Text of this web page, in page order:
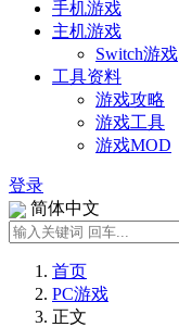
手机游戏
主机游戏
Switch游戏
工具资料
游戏攻略
游戏工具
游戏MOD
登录
简体中文
首页
PC游戏
正文